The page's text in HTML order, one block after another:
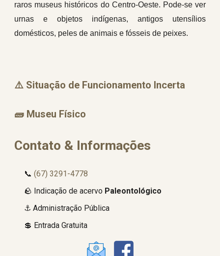
raros museus históricos do Centro-Oeste. Pode-se ver
urnas e objetos indígenas, antigos utensílios
domésticos, peles de animais e fósseis de peixes.
⚠️ Situação de Funcionamento Incerta
🧱 Museu Físico
Contato & Informações
📞(67) 3291-4778
🪨 Indicação de acervo Paleontológico
⚓ Administração Pública
💲 Entrada Gratuita